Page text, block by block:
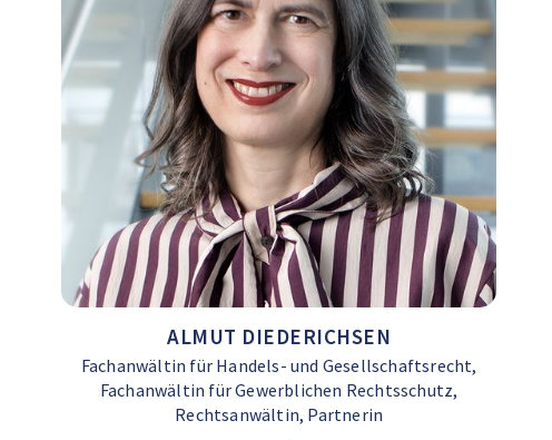
ALMUT DIEDERICHSEN
Fachanwältin für Handels- und Gesellschaftsrecht,
Fachanwältin für Gewerblichen Rechtsschutz,
Rechtsanwältin, Partnerin